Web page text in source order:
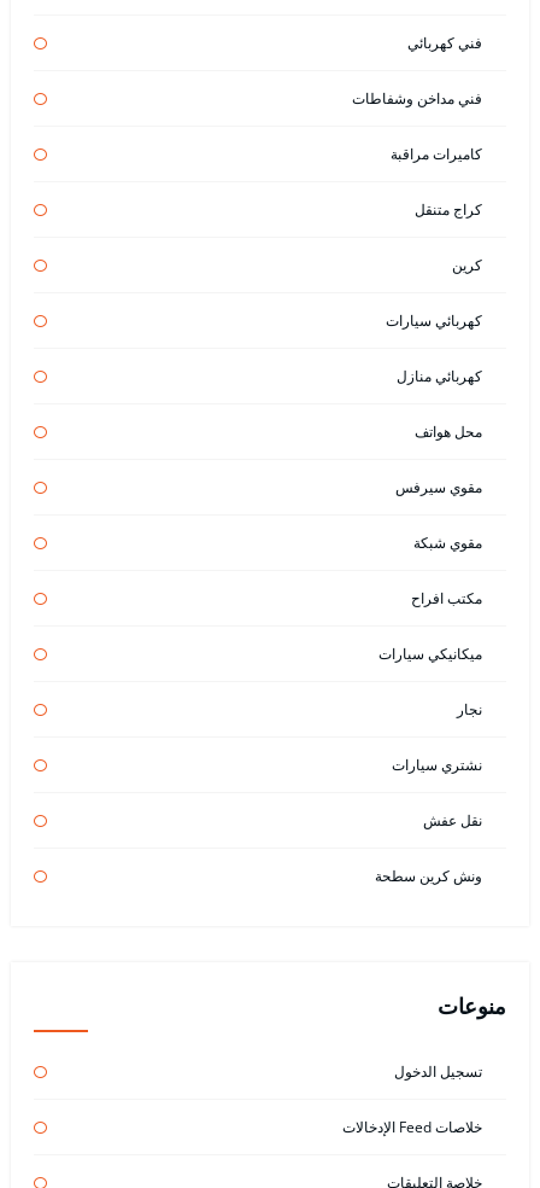
فني كهربائي
فني مداخن وشفاطات
كاميرات مراقبة
كراج متنقل
كرين
كهربائي سيارات
كهربائي منازل
محل هواتف
مقوي سيرفس
مقوي شبكة
مكتب افراح
ميكانيكي سيارات
نجار
نشتري سيارات
نقل عفش
ونش كرين سطحة
منوعات
تسجيل الدخول
خلاصات Feed الإدخالات
خلاصة التعليقات